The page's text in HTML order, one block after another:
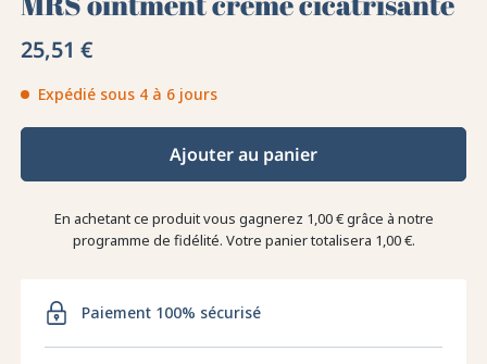
25,51 €
Expédié sous 4 à 6 jours
Ajouter au panier
En achetant ce produit vous gagnerez 1,00 €grâce à notre
programme de fidélité. Votre panier totalisera 1,00 €.
Paiement 100% sécurisé